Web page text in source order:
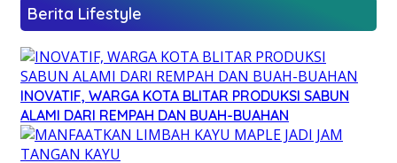
Berita Lifestyle
INOVATIF, WARGA KOTA BLITAR PRODUKSI SABUN
ALAMI DARI REMPAH DAN BUAH-BUAHAN